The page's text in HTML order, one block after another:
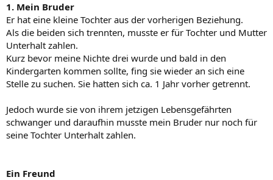
1. Mein Bruder
Er hat eine kleine Tochter aus der vorherigen Beziehung.
Als die beiden sich trennten, musste er für Tochter und Mutter
Unterhalt zahlen.
Kurz bevor meine Nichte drei wurde und bald in den
Kindergarten kommen sollte, fing sie wieder an sich eine
Stelle zu suchen. Sie hatten sich ca. 1 Jahr vorher getrennt.
Jedoch wurde sie von ihrem jetzigen Lebensgefährten
schwanger und daraufhin musste mein Bruder nur noch für
seine Tochter Unterhalt zahlen.
Ein Freund